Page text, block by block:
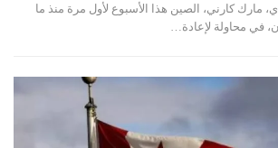
مارك كارني، الصين هذا الأسبوع لأول مرة منذ ما
في محاولة لإعادة…